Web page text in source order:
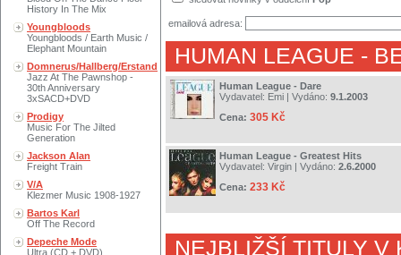
History In The Mix
Youngbloods
Youngbloods / Earth Music /
Elephant Mountain
Domnerus/Hallberg/Erstand
Jazz At The Pawnshop -
30th Anniversary
3xSACD+DVD
Prodigy
Music For The Jilted
Generation
Jackson Alan
Freight Train
V/A
Klezmer Music 1908-1927
Bartos Karl
Off The Record
Depeche Mode
Ultra (CD + DVD)
emailová adresa:
HUMAN LEAGUE -
Human League - Dare
Vydavatel: Emi | Vydáno: 9.1.2003
Cena: 305 Kč
Human League - Greatest Hits
Vydavatel: Virgin | Vydáno: 2.6.2000
Cena: 233 Kč
NEJBLIŽŠÍ TITULY V